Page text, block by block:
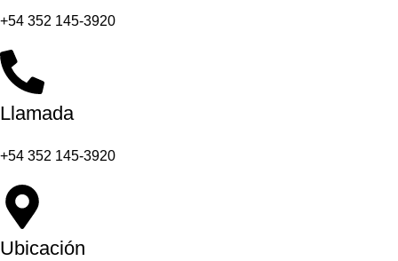
+54 352 145-3920
Llamada
+54 352 145-3920
Ubicación